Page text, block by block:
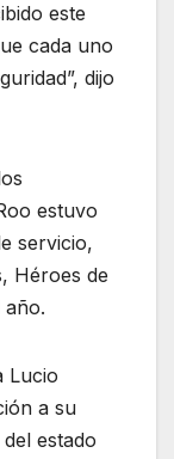
este
cada uno
dijo
estuvo
servicio,
Héroes de
Lucio
a su
estado